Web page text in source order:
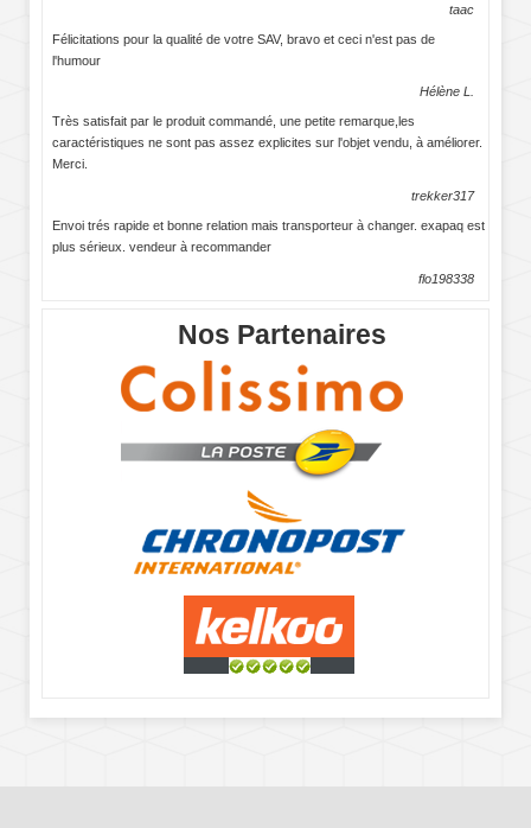
taac
Félicitations pour la qualité de votre SAV, bravo et ceci n'est pas de
l'humour
Hélène L.
Très satisfait par le produit commandé, une petite remarque,les
caractéristiques ne sont pas assez explicites sur l'objet vendu, à améliorer.
Merci.
trekker317
Envoi trés rapide et bonne relation mais transporteur à changer. exapaq est
plus sérieux. vendeur à recommander
flo198338
Nos Partenaires